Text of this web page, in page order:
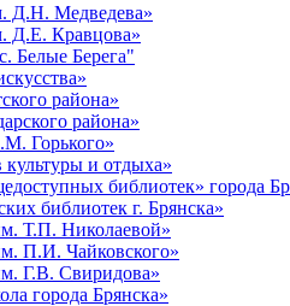
Д.Н. Медведева»
Д.Е. Кравцова»
Белые Берега"
района»
района»
Горького»
и отдыха»
библиотек» города
библиотек г. Брянска»
Т.П. Николаевой»
П.И. Чайковского»
Г.В. Свиридова»
города Брянска»